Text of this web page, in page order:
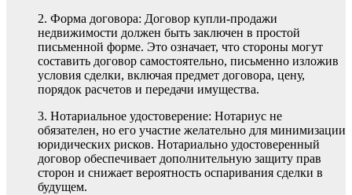
2. Форма договора: Договор купли-продажи
недвижимости должен быть заключен в простой
письменной форме. Это означает, что стороны могут
составить договор самостоятельно, письменно изложив
условия сделки, включая предмет договора, цену,
порядок расчетов и передачи имущества.
3. Нотариальное удостоверение: Нотариус не
обязателен, но его участие желательно для минимизации
юридических рисков. Нотариально удостоверенный
договор обеспечивает дополнительную защиту прав
сторон и снижает вероятность оспаривания сделки в
будущем.